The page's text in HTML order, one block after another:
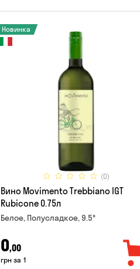
(0)
Новинка
Вино Movimento Trebbiano IGT
Rubicone 0.75л
Белое, Полусладкое, 9.5°
0,00
грн за 1